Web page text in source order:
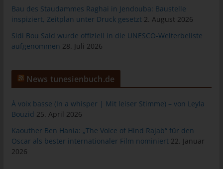
Bau des Staudammes Raghai in Jendouba: Baustelle
inspiziert, Zeitplan unter Druck gesetzt 2. August 2026
Sidi Bou Said wurde offiziell in die UNESCO-Welterbeliste
aufgenommen 28. Juli 2026
News tunesienbuch.de
À voix basse (In a whisper | Mit leiser Stimme) – von Leyla
Bouzid 25. April 2026
Kaouther Ben Hania: „The Voice of Hind Rajab“ für den
Oscar als bester internationaler Film nominiert 22. Januar
2026
auf unserer Internetseite im Sinne des Benutzers optimiert
werden. Cookies ermöglichen uns, wie bereits erwähnt, die
Wiedererkennung ist es, den Nutzern die Verwendung unserer
Internetseite zu erleichtern. Der Benutzer einer Internetseite, die
Besuch der Internetseite erneut seine Zugangsdaten eingeben,
weil dies von der Internetseite und dem auf dem
übernommen wird. Ein weiteres Beispiel ist das Cookie eines
Warenkorbes im Online-Shop. Der Online-Shop merkt sich die
über ein Cookie.
Die betroffene Person kann die Setzung von Cookies durch